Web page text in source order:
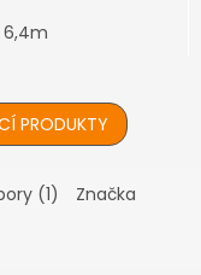
ideální pro boční
6,4m
PRODUKTY
(1) Značka